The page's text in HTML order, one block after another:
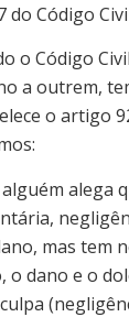
do Código
o Código
a outrem,
o artigo
alega
mas tem
o dano e o